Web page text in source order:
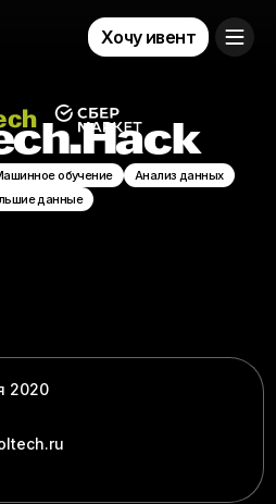
Хочу ивент
обучение
Анализ данных
данные
2020